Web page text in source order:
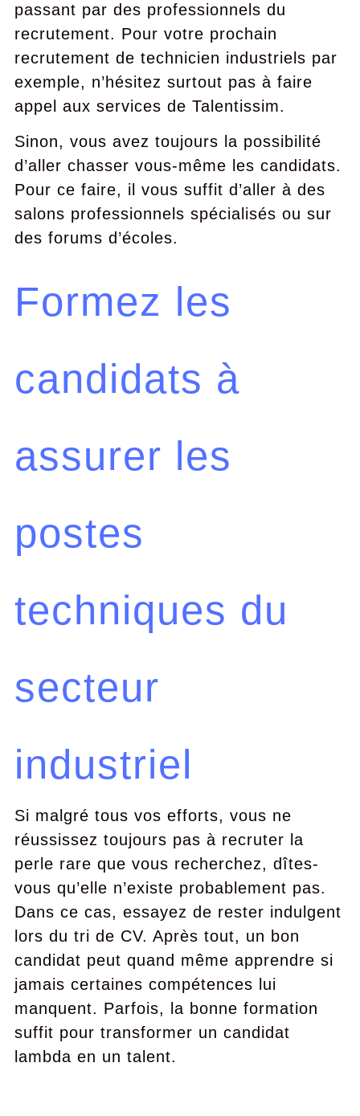
passant par des professionnels du
recrutement. Pour votre prochain
recrutement de technicien industriels par
exemple, n’hésitez surtout pas à faire
appel aux services de Talentissim.
Sinon, vous avez toujours la possibilité
d’aller chasser vous-même les candidats.
Pour ce faire, il vous suffit d’aller à des
salons professionnels spécialisés ou sur
des forums d’écoles.
Formez les
candidats à
assurer les
postes
techniques du
secteur
industriel
Si malgré tous vos efforts, vous ne
réussissez toujours pas à recruter la
perle rare que vous recherchez, dîtes-
vous qu’elle n’existe probablement pas.
Dans ce cas, essayez de rester indulgent
lors du tri de CV. Après tout, un bon
candidat peut quand même apprendre si
jamais certaines compétences lui
manquent. Parfois, la bonne formation
suffit pour transformer un candidat
lambda en un talent.